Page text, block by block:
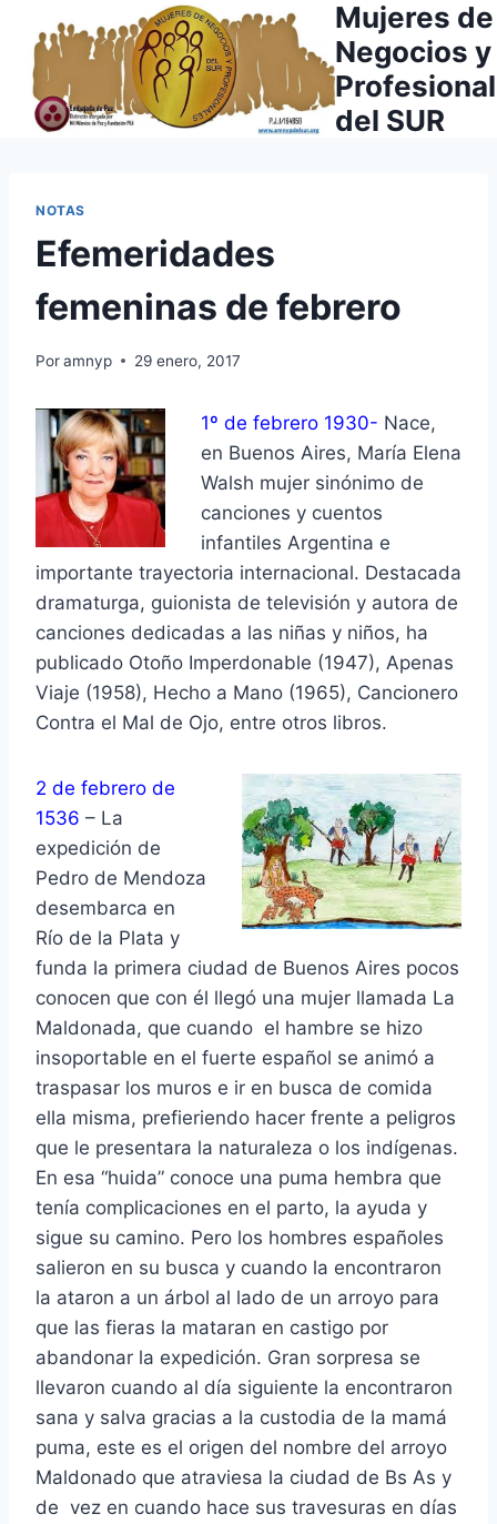
contenido
Mujeres de
Negocios y
del SUR
NOTAS
Efemeridades
femeninas de febrero
Poramnyp 29 enero, 2017
1º de febrero 1930- Nace,
en Buenos Aires, María Elena
Walsh mujer sinónimo de
canciones y cuentos
infantiles Argentina e
importante trayectoria internacional. Destacada
dramaturga, guionista de televisión y autora de
canciones dedicadas a las niñas y niños, ha
publicado Otoño Imperdonable (1947), Apenas
Viaje (1958), Hecho a Mano (1965), Cancionero
Contra el Mal de Ojo, entre otros libros.
2 de febrero de
1536 – La
expedición de
Pedro de Mendoza
desembarca en
Río de la Plata y
funda la primera ciudad de Buenos Aires pocos
conocen que con él llegó una mujer llamada La
Maldonada, que cuando el hambre se hizo
insoportable en el fuerte español se animó a
traspasar los muros e ir en busca de comida
ella misma, prefieriendo hacer frente a peligros
que le presentara la naturaleza o los indígenas.
En esa “huida” conoce una puma hembra que
tenía complicaciones en el parto, la ayuda y
sigue su camino. Pero los hombres españoles
salieron en su busca y cuando la encontraron
la ataron a un árbol al lado de un arroyo para
que las fieras la mataran en castigo por
abandonar la expedición. Gran sorpresa se
llevaron cuando al día siguiente la encontraron
sana y salva gracias a la custodia de la mamá
puma, este es el origen del nombre del arroyo
Maldonado que atraviesa la ciudad de Bs As y
de vez en cuando hace sus travesuras en días